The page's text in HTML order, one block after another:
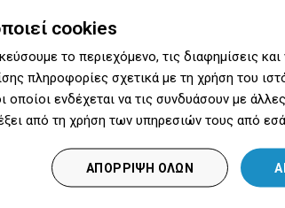
cookies
το περιεχόμενο, τις διαφημίσεις
πληροφορίες σχετικά με τη χρήση του
οποίοι ενδέχεται να τις συνδυάσουν με
από τη χρήση των υπηρεσιών τους από
ΑΠΌΡΡΙΨΗ ΌΛΩΝ